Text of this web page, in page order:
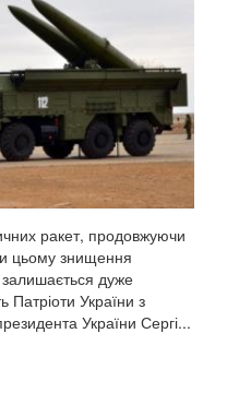
ракет, продовжуючи
цьому знищення
залишається дуже
України з
України Сергі...